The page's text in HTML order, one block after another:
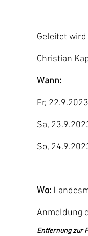
Geleitet
Christian
Wann:
Fr,
Sa,
So,
Wo:
Anmeldung
Entfernung zur